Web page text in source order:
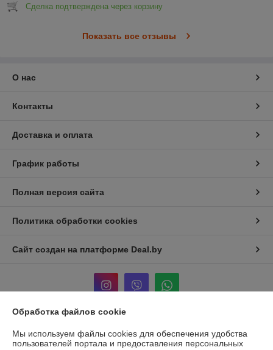
Сделка подтверждена через корзину
Показать все отзывы
О нас
Контакты
Доставка и оплата
График работы
Полная версия сайта
Политика обработки cookies
Сайт создан на платформе Deal.by
Информация для покупателя
Обработка файлов cookie
Мы используем файлы cookies для обеспечения удобства
пользователей портала и предоставления персональных